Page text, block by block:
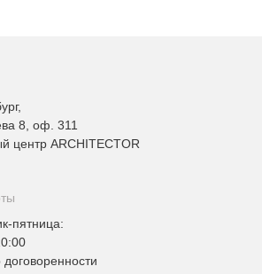
8, оф. 311
центр ARCHITECTOR
пятница: